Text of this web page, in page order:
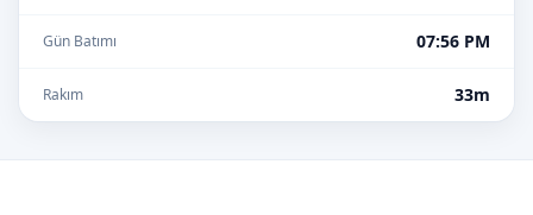
Gün Batımı 07:56 PM
Rakım 33m